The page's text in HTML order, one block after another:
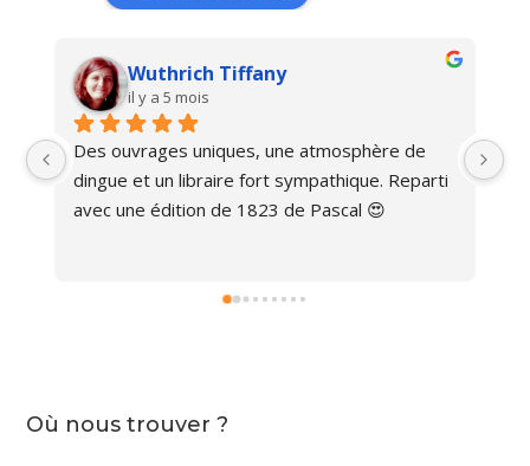
Wuthrich Tiffany
il y a 5 mois
Des ouvrages uniques, une atmosphère de
dingue et un libraire fort sympathique. Reparti
avec une édition de 1823 de Pascal 😍
Où nous trouver ?